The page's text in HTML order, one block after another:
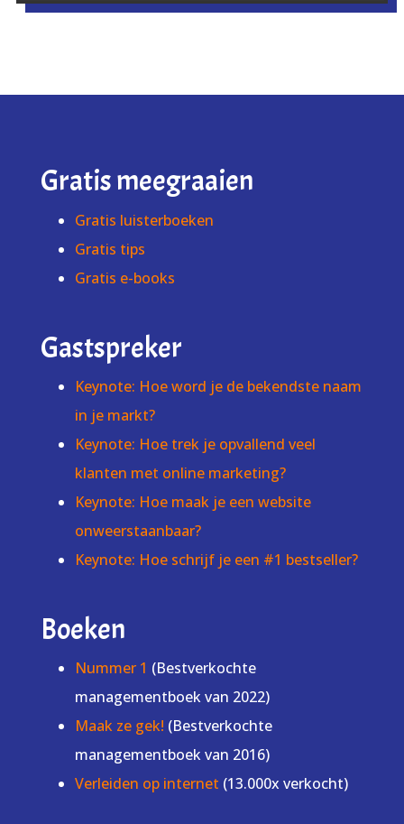
Gratis meegraaien
Gratis luisterboeken
Gratis tips
Gratis e-books
Gastspreker
Keynote: Hoe word je de bekendste naam
in je markt?
Keynote: Hoe trek je opvallend veel
klanten met online marketing?
Keynote: Hoe maak je een website
onweerstaanbaar?
Keynote: Hoe schrijf je een #1 bestseller?
Boeken
Nummer 1 (Bestverkochte
managementboek van 2022)
Maak ze gek! (Bestverkochte
managementboek van 2016)
Verleiden op internet (13.000x verkocht)